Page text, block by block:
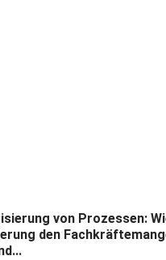
von Prozessen:
den